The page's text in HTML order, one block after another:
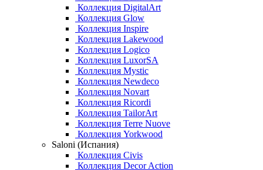
Коллекция DigitalArt
Коллекция Glow
Коллекция Inspire
Коллекция Lakewood
Коллекция Logico
Коллекция LuxorSA
Коллекция Mystic
Коллекция Newdeco
Коллекция Novart
Коллекция Ricordi
Коллекция TailorArt
Коллекция Terre Nuove
Коллекция Yorkwood
Saloni (Испания)
Коллекция Civis
Коллекция Decor Action